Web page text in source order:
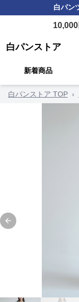
白パン
10,000
白パンストア
新着商品
白パンストア TOP ›
Previous slide